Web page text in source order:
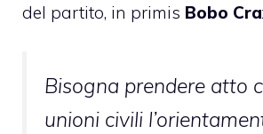
del partito, in primis Bobo
Bisogna prendere atto
unioni civili